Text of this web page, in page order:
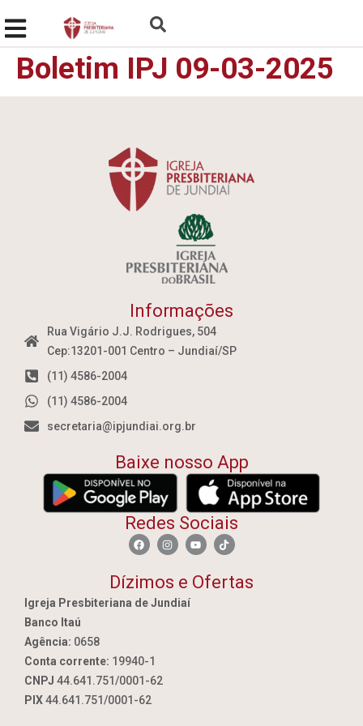
Boletim IPJ 09-03-2025
Informações
Rua Vigário J.J. Rodrigues, 504
Cep:13201-001 Centro – Jundiaí/SP
(11) 4586-2004
(11) 4586-2004
secretaria@ipjundiai.org.br
Baixe nosso App
Redes Sociais
Dízimos e Ofertas
Igreja Presbiteriana de Jundiaí
Banco Itaú
Agência: 0658
Conta corrente: 19940-1
CNPJ 44.641.751/0001-62
PIX44.641.751/0001-62